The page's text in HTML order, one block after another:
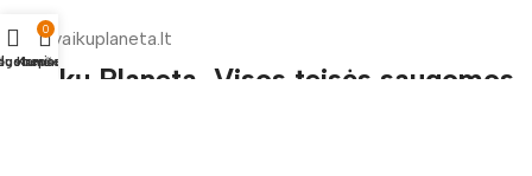
info@vaikuplaneta.lt
Vaikų Planeta, Visos teisės saugomos
0
Krepšelis